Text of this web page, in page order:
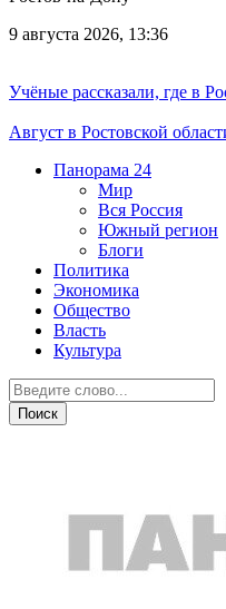
9 августа 2026, 13:36
Учёные рассказали, где в
Август в Ростовской
Панорама 24
Мир
Вся Россия
Южный регион
Блоги
Политика
Экономика
Общество
Власть
Культура